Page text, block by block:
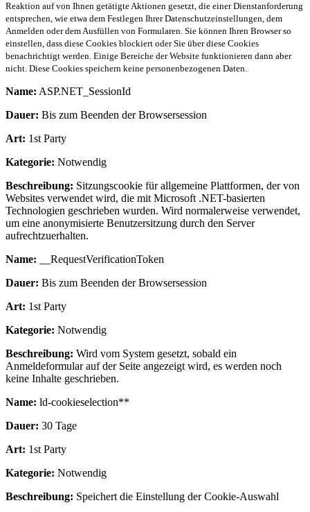
Reaktion auf von Ihnen getätigte Aktionen gesetzt, die einer Dienstanforderung
entsprechen, wie etwa dem Festlegen Ihrer Datenschutzeinstellungen, dem
Anmelden oder dem Ausfüllen von Formularen. Sie können Ihren Browser so
einstellen, dass diese Cookies blockiert oder Sie über diese Cookies
benachrichtigt werden. Einige Bereiche der Website funktionieren dann aber
nicht. Diese Cookies speichern keine personenbezogenen Daten.
Name: ASP.NET_SessionId
Dauer: Bis zum Beenden der Browsersession
Art: 1st Party
Kategorie: Notwendig
Beschreibung: Sitzungscookie für allgemeine Plattformen, der von
Websites verwendet wird, die mit Microsoft .NET-basierten
Technologien geschrieben wurden. Wird normalerweise verwendet,
um eine anonymisierte Benutzersitzung durch den Server
aufrechtzuerhalten.
Name: __RequestVerificationToken
Dauer: Bis zum Beenden der Browsersession
Art: 1st Party
Kategorie: Notwendig
Beschreibung: Wird vom System gesetzt, sobald ein
Anmeldeformular auf der Seite angezeigt wird, es werden noch
keine Inhalte geschrieben.
Name: ld-cookieselection**
Dauer: 30 Tage
Art: 1st Party
Kategorie: Notwendig
Beschreibung: Speichert die Einstellung der Cookie-Auswahl